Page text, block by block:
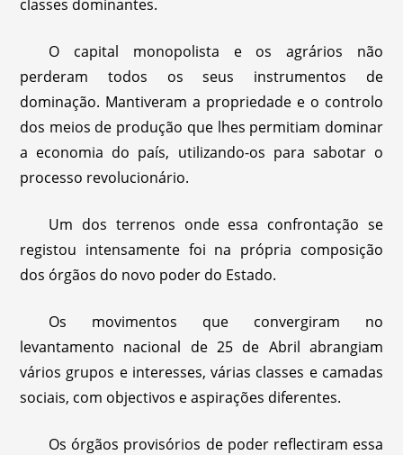
classes dominantes.
O capital monopolista e os agrários não
perderam todos os seus instrumentos de
dominação. Mantiveram a propriedade e o controlo
dos meios de produção que lhes permitiam dominar
a economia do país, utilizando-os para sabotar o
processo revolucionário.
Um dos terrenos onde essa confrontação se
registou intensamente foi na própria composição
dos órgãos do novo poder do Estado.
Os movimentos que convergiram no
levantamento nacional de 25 de Abril abrangiam
vários grupos e interesses, várias classes e camadas
sociais, com objectivos e aspirações diferentes.
Os órgãos provisórios de poder reflectiram essa